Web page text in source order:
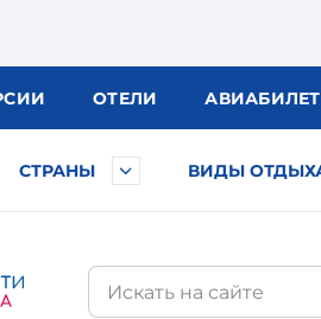
ОТЕЛИ АВИА
СТРАНЫ ВИДЫ